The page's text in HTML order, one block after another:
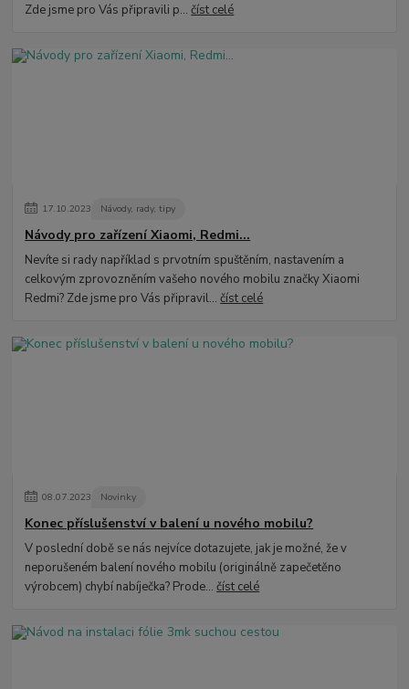
Zde jsme pro Vás připravili p...číst celé
17.10.2023 Návody, rady, tipy
Návody pro zařízení Xiaomi, Redmi...
Nevíte si rady například s prvotním spuštěním, nastavením a
celkovým zprovozněním vašeho nového mobilu značky Xiaomi
Redmi? Zde jsme pro Vás připravil...číst celé
08.07.2023 Novinky
Konec příslušenství v balení u nového mobilu?
V poslední době se nás nejvíce dotazujete, jak je možné, že v
neporušeném balení nového mobilu (originálně zapečetěno
výrobcem) chybí nabíječka? Prode...číst celé